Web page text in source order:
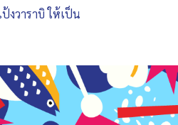
งวาราบิ ให้เป็น